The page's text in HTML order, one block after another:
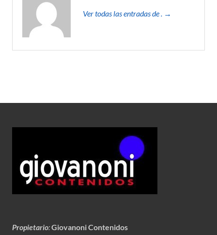
Ver todas las entradas de . →
Propietario:Giovanoni Contenidos